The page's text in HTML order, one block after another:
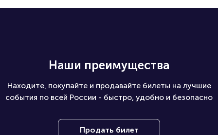
Наши преимущества
Находите, покупайте и продавайте билеты на лучшие
события по всей России - быстро, удобно и безопасно
Продать билет